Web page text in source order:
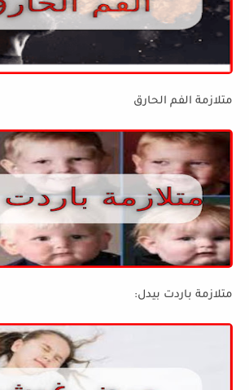
متلازمة الفم الحارق
متلازمة باردت بيدل: